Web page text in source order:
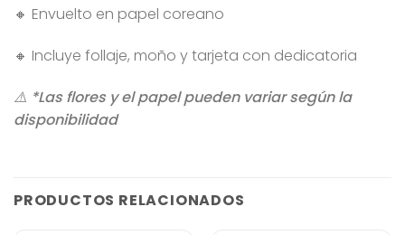
🔸 Envuelto en papel coreano
🔸 Incluye follaje, moño y tarjeta con dedicatoria
⚠️ *Las flores y el papel pueden variar según la
disponibilidad
PRODUCTOS RELACIONADOS